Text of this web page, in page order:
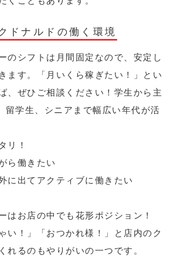
ドナルドの働く環境
のシフトは月間固定なので、安定し
ます。「月いくら稼ぎたい！」とい
、ぜひご相談ください！学生から主
留学生、シニアまで幅広い年代が活
リ！
ら働きたい
に出てアクティブに働きたい
はお店の中でも花形ポジション！
い！」「おつかれ様！」と店内のク
れるのもやりがいの一つです。